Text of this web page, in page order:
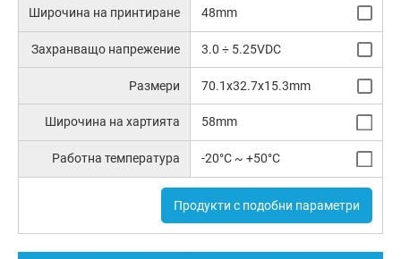
Широчина на принтиране 48mm
Захранващо напрежение 3.0 ÷ 5.25VDC
Размери 70.1x32.7x15.3mm
Широчина на хартията 58mm
Работна температура -20°C ~ +50°C
Продукти с подобни параметри